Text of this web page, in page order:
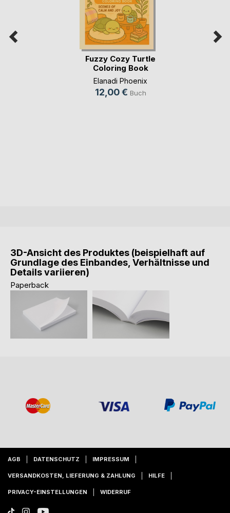
Fuzzy Cozy Turtle
Coloring Book
Elanadi Phoenix
12,00 € Buch
3D-Ansicht des Produktes (beispielhaft auf
Grundlage des Einbandes, Verhältnisse und
Details variieren)
Paperback
AGB DATENSCHUTZ IMPRESSUM
VERSANDKOSTEN, LIEFERUNG & ZAHLUNG HILFE
PRIVACY-EINSTELLUNGEN WIDERRUF